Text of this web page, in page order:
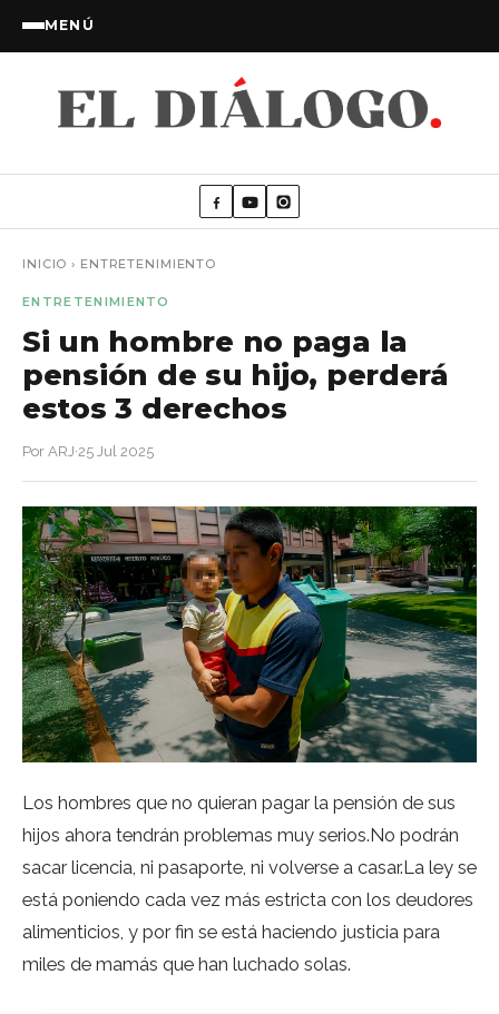
MENÚ
INICIO › ENTRETENIMIENTO
ENTRETENIMIENTO
Si un hombre no paga la
pensión de su hijo, perderá
estos 3 derechos
Por ARJ·25 Jul 2025
Los hombres que no quieran pagar la pensión de sus
hijos ahora tendrán problemas muy serios.No podrán
sacar licencia, ni pasaporte, ni volverse a casar.La ley se
está poniendo cada vez más estricta con los deudores
alimenticios, y por fin se está haciendo justicia para
miles de mamás que han luchado solas.